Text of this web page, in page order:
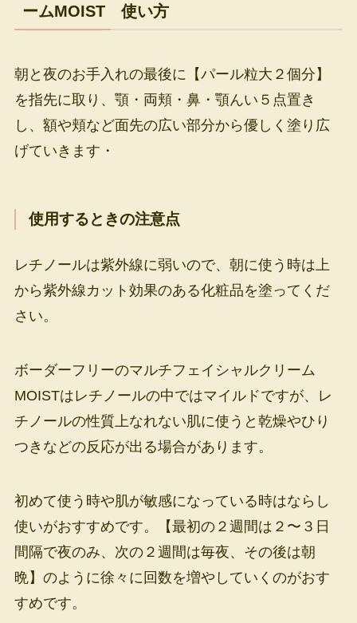
ームMOIST 使い方
朝と夜のお手入れの最後に【パール粒大２個分】
を指先に取り、顎・両頬・鼻・顎んい５点置き
し、額や頬など面先の広い部分から優しく塗り広
げていきます・
使用するときの注意点
レチノールは紫外線に弱いので、朝に使う時は上
から紫外線カット効果のある化粧品を塗ってくだ
さい。
ボーダーフリーのマルチフェイシャルクリーム
MOISTはレチノールの中ではマイルドですが、レ
チノールの性質上なれない肌に使うと乾燥やひり
つきなどの反応が出る場合があります。
初めて使う時や肌が敏感になっている時はならし
使いがおすすめです。【最初の２週間は２〜３日
間隔で夜のみ、次の２週間は毎夜、その後は朝
晩】のように徐々に回数を増やしていくのがおす
すめです。